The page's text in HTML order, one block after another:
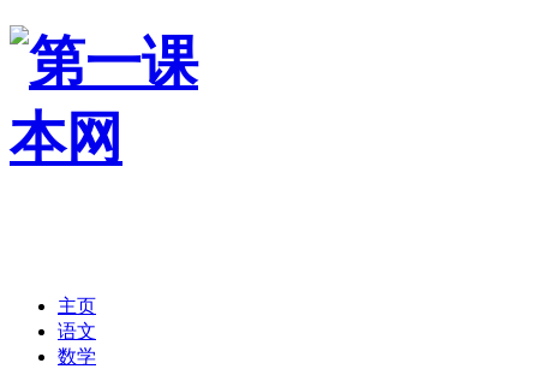
主页
语文
数学